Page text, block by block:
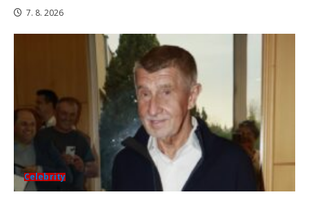
7. 8. 2026
Celebrity